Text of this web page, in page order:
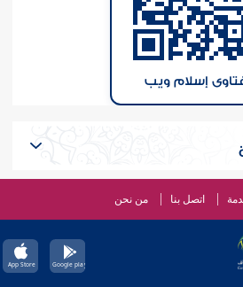
إسلام ويب
اتصل بنا من نحن